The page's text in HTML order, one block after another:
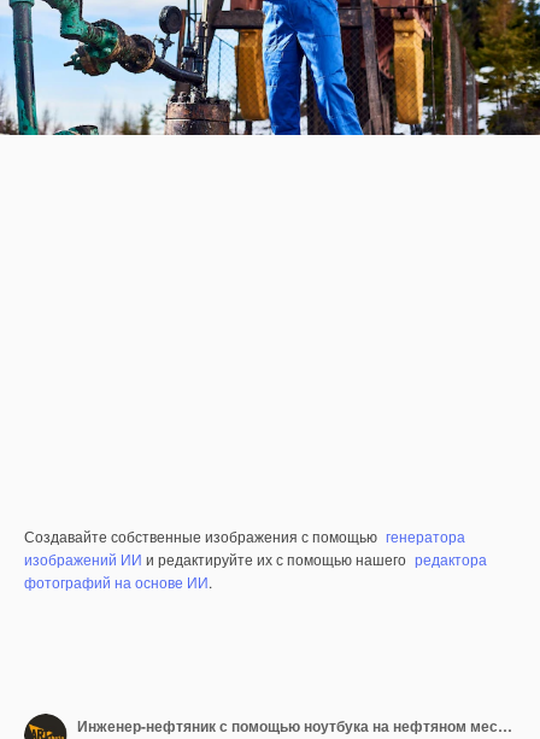
Создавайте собственные изображения с помощью генератора
изображений ИИ и редактируйте их с помощью нашего редактора
фотографий на основе ИИ.
Инженер-нефтяник с помощью ноутбука на нефтяном месторождении